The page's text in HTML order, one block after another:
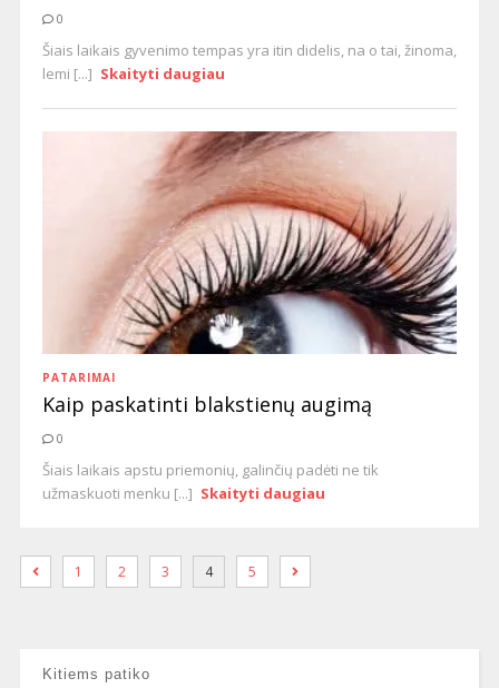
0
Šiais laikais gyvenimo tempas yra itin didelis, na o tai, žinoma,
lemi [...] Skaityti daugiau
PATARIMAI
Kaip paskatinti blakstienų augimą
0
Šiais laikais apstu priemonių, galinčių padėti ne tik
užmaskuoti menku [...] Skaityti daugiau
1 2 3 4 5
Kitiems patiko